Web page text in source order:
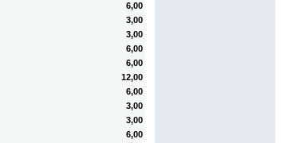
6,00
3,00
3,00
6,00
6,00
12,00
6,00
3,00
3,00
6,00